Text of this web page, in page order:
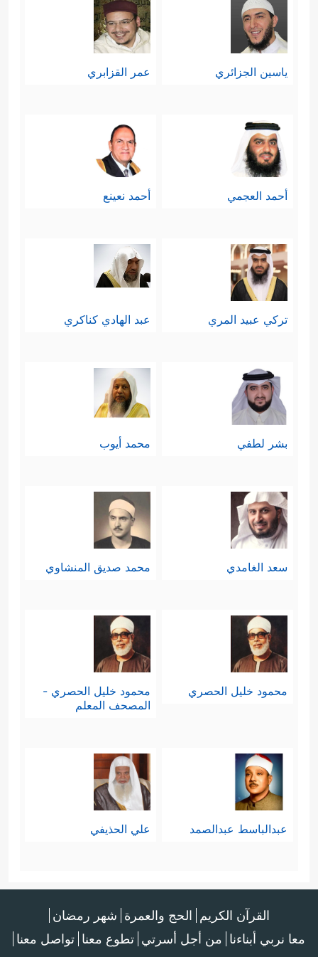
ياسين الجزائري عمر القزابري
أحمد العجمي أحمد نعينع
تركي عبيد المري عبد الهادي كناكري
بشر لطفي محمد أيوب
سعد الغامدي محمد صديق المنشاوي
محمود خليل الحصري
محمود خليل الحصري -
المصحف المعلم
عبدالباسط عبدالصمد علي الحذيفي
القرآن الكريم الحج والعمرة شهر رمضان
معا نربي أبناءنا من أجل أسرتي تطوع معنا تواصل معنا